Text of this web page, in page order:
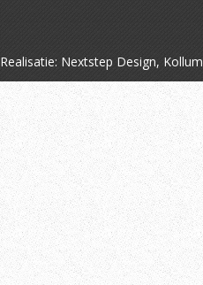
Realisatie: Nextstep Design, Kollum